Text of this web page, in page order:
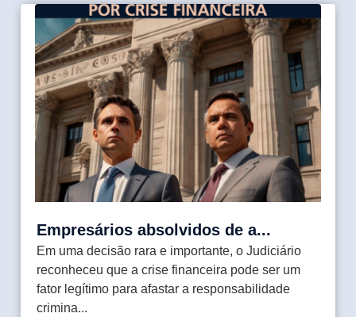
Empresários absolvidos de a...
Em uma decisão rara e importante, o Judiciário
reconheceu que a crise financeira pode ser um
fator legítimo para afastar a responsabilidade
crimina...
DIREITO ELEITORAL
Criminal Empresarial
TRABALHISTA EMPRESARIAL
DIREITO BANCÁRIO, OPERAÇÕES
FINANCEIRAS E CONSUMIDOR
Família e Sucessões
Direito Civil
Direito empresarial
Crimes Contra a Administração Pública
Direito Regulatório
Direito Administrativo
Penal Tributário
Direito Tributário no Agronegócio
Direito Tributário Aduaneiro
Direito Tributário Empresarial
Fale sobre sua necessidade *